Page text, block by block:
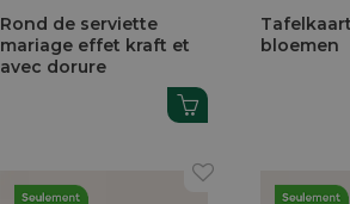
Rond de serviette
mariage effet kraft et
avec dorure
bloemen